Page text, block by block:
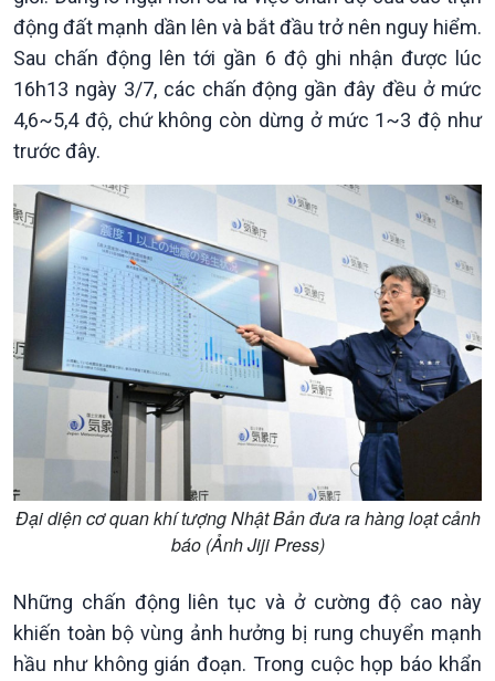
Tin Chính trị
Chính phủ với người dân
Quốc hội với cử tri
Xây dựng đảng
Đảng trong cuộc sống
Nhận diện sự thật
Tin thế giới
Vấn đề quốc tế
Hồ sơ sự kiện quốc tế
Thế giới & Việt Nam
Biên cương - Một dải vững
Kinh tế
Tin Kinh tế
Trước giờ mở cửa
Dòng chảy Kinh tế
Tuyên chiến với gian lận
thương mại
Nông nghiệp & Biển đảo
Tin Nông nghiệp & Biển
Mùa vàng
Biển đảo Việt Nam
đảo
Tìm hiểu biển, đảo Việt
Nam
động đất mạnh dần lên và bắt đầu trở nên nguy hiểm.
Sau chấn động lên tới gần 6 độ ghi nhận được lúc
16h13 ngày 3/7, các chấn động gần đây đều ở mức
4,6~5,4 độ, chứ không còn dừng ở mức 1~3 độ như
trước đây.
Đại diện cơ quan khí tượng Nhật Bản đưa ra hàng loạt cảnh
báo (Ảnh Jiji Press)
Những chấn động liên tục và ở cường độ cao này
khiến toàn bộ vùng ảnh hưởng bị rung chuyển mạnh
hầu như không gián đoạn. Trong cuộc họp báo khẩn